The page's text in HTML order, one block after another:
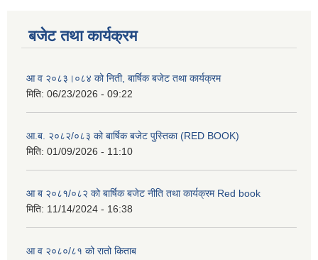
बजेट तथा कार्यक्रम
आ व २०८३।०८४ को निती, बार्षिक बजेट तथा कार्यक्रम
मिति: 06/23/2026 - 09:22
आ.ब. २०८२/०८३ को बार्षिक बजेट पुस्तिका (RED BOOK)
मिति: 01/09/2026 - 11:10
आ ब २०८१/०८२ को बार्षिक बजेट नीति तथा कार्यक्रम Red book
मिति: 11/14/2024 - 16:38
आ व २०८०/८१ को रातो किताब